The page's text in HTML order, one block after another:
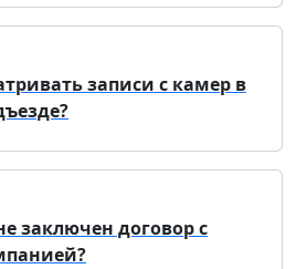
записи с камер в
заключен договор с